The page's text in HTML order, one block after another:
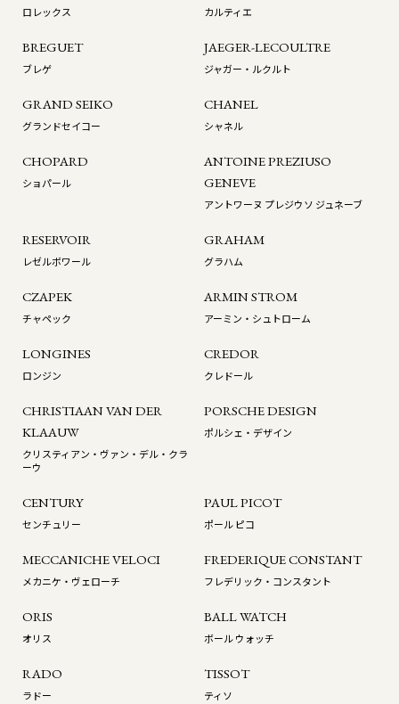
ロレックス カルティエ
BREGUET
ブレゲ
JAEGER-LECOULTRE
ジャガー・ルクルト
GRAND SEIKO
グランドセイコー
CHANEL
シャネル
CHOPARD
ショパール
ANTOINE PREZIUSO
GENEVE
アントワーヌ プレジウソ ジュネーブ
RESERVOIR
レゼルボワール
GRAHAM
グラハム
CZAPEK
チャペック
ARMIN STROM
アーミン・シュトローム
LONGINES
ロンジン
CREDOR
クレドール
CHRISTIAAN VAN DER
KLAAUW
クリスティアン・ヴァン・デル・クラ
ーウ
PORSCHE DESIGN
ポルシェ・デザイン
CENTURY
センチュリー
PAUL PICOT
ポール ピコ
MECCANICHE VELOCI
メカニケ・ヴェローチ
FREDERIQUE CONSTANT
フレデリック・コンスタント
ORIS
オリス
BALL WATCH
ボール ウォッチ
RADO
ラドー
TISSOT
ティソ